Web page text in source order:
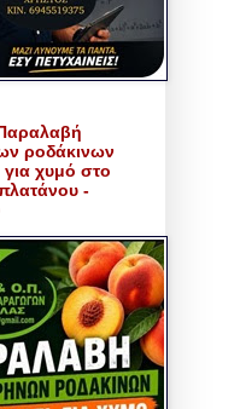
ροδάκινων
χυμό στο
-